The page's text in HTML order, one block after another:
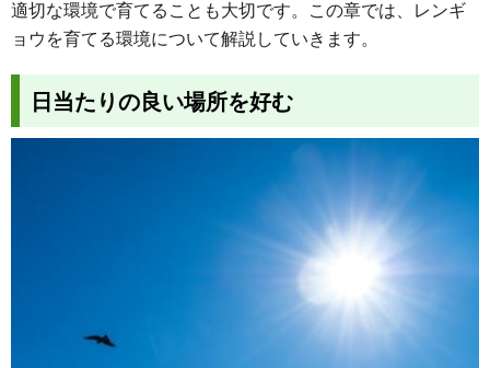
適切な環境で育てることも大切です。この章では、レンギ
ョウを育てる環境について解説していきます。
日当たりの良い場所を好む